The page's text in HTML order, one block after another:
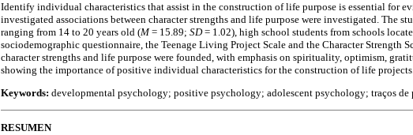
Identify individual characteristics that assist in the construction of life purpose is essential for
investigated associations between character strengths and life purpose were investigated. The
ranging from 14 to 20 years old (M= 15.89; SD= 1.02), high school students from schools
sociodemographic questionnaire, the Teenage Living Project Scale and the Character Strength
character strengths and life purpose were founded, with emphasis on spirituality, optimism,
showing the importance of positive individual characteristics for the construction of life
Keywords: developmental psychology; positive psychology; adolescent psychology; traços de
RESUMEN